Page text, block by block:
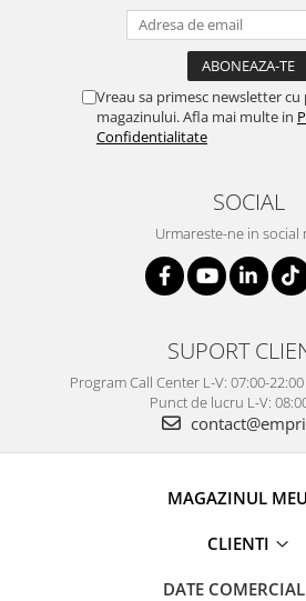
Vreau sa primesc newsletter
magazinului. Afla mai multe in
Confidentialitate
SOCIAL
Urmareste-ne in social
SUPORT
Program Call Center L-V: 07:00-
Punct de lucru L-V:
MAGAZINUL MEU
CLIENTI
DATE